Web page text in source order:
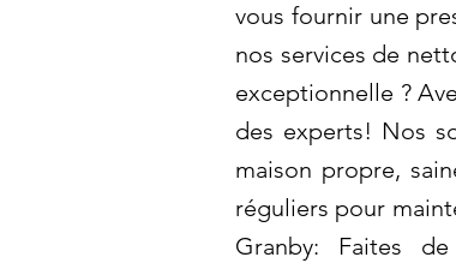
vous fournir une
nos services de
exceptionnelle ?
des experts! Nos
maison propre,
réguliers pour
Granby: Faites